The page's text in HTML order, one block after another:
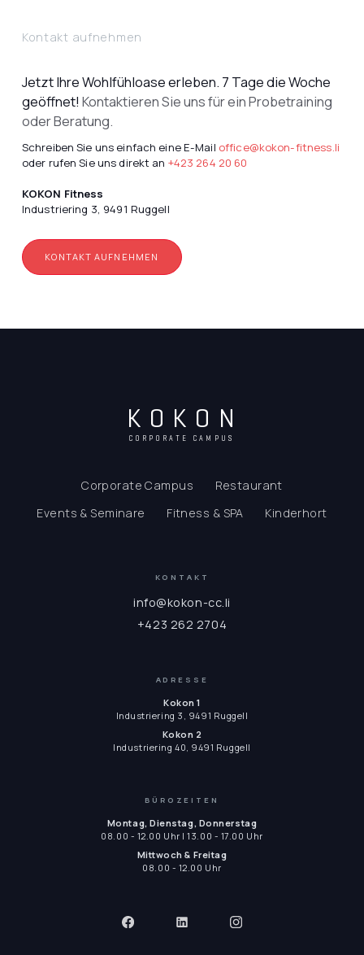
Kontakt aufnehmen
Jetzt Ihre Wohlfühloase erleben. 7 Tage die Woche
geöffnet! Kontaktieren Sie uns für ein Probetraining
oder Beratung.
Schreiben Sie uns einfach eine E-Mail office@kokon-fitness.li
oder rufen Sie uns direkt an +423 264 20 60
KOKON Fitness
Industriering 3, 9491 Ruggell
KONTAKT AUFNEHMEN
KOKON
CORPORATE CAMPUS
Corporate Campus
Restaurant
Events & Seminare
Fitness & SPA Kinderhort
KONTAKT
info@kokon-cc.li
+423 262 2704
ADRESSE
Kokon 1
Industriering 3, 9491 Ruggell
Kokon 2
Industriering 40, 9491 Ruggell
BÜROZEITEN
Montag, Dienstag, Donnerstag
08.00 - 12.00 Uhr | 13.00 - 17.00 Uhr
Mittwoch & Freitag
08.00 - 12.00 Uhr